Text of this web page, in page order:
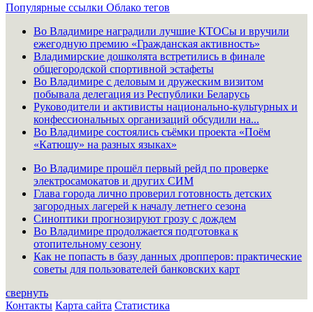
Популярные ссылки Облако тегов
Во Владимире наградили лучшие КТОСы и вручили
ежегодную премию «Гражданская активность»
Владимирские дошколята встретились в финале
общегородской спортивной эстафеты
Во Владимире с деловым и дружеским визитом
побывала делегация из Республики Беларусь
Руководители и активисты национально-культурных и
конфессиональных организаций обсудили на...
Во Владимире состоялись съёмки проекта «Поём
«Катюшу» на разных языках»
Во Владимире прошёл первый рейд по проверке
электросамокатов и других СИМ
Глава города лично проверил готовность детских
загородных лагерей к началу летнего сезона
Синоптики прогнозируют грозу с дождем
Во Владимире продолжается подготовка к
отопительному сезону
Как не попасть в базу данных дропперов: практические
советы для пользователей банковских карт
свернуть
Контакты Карта сайта Статистика